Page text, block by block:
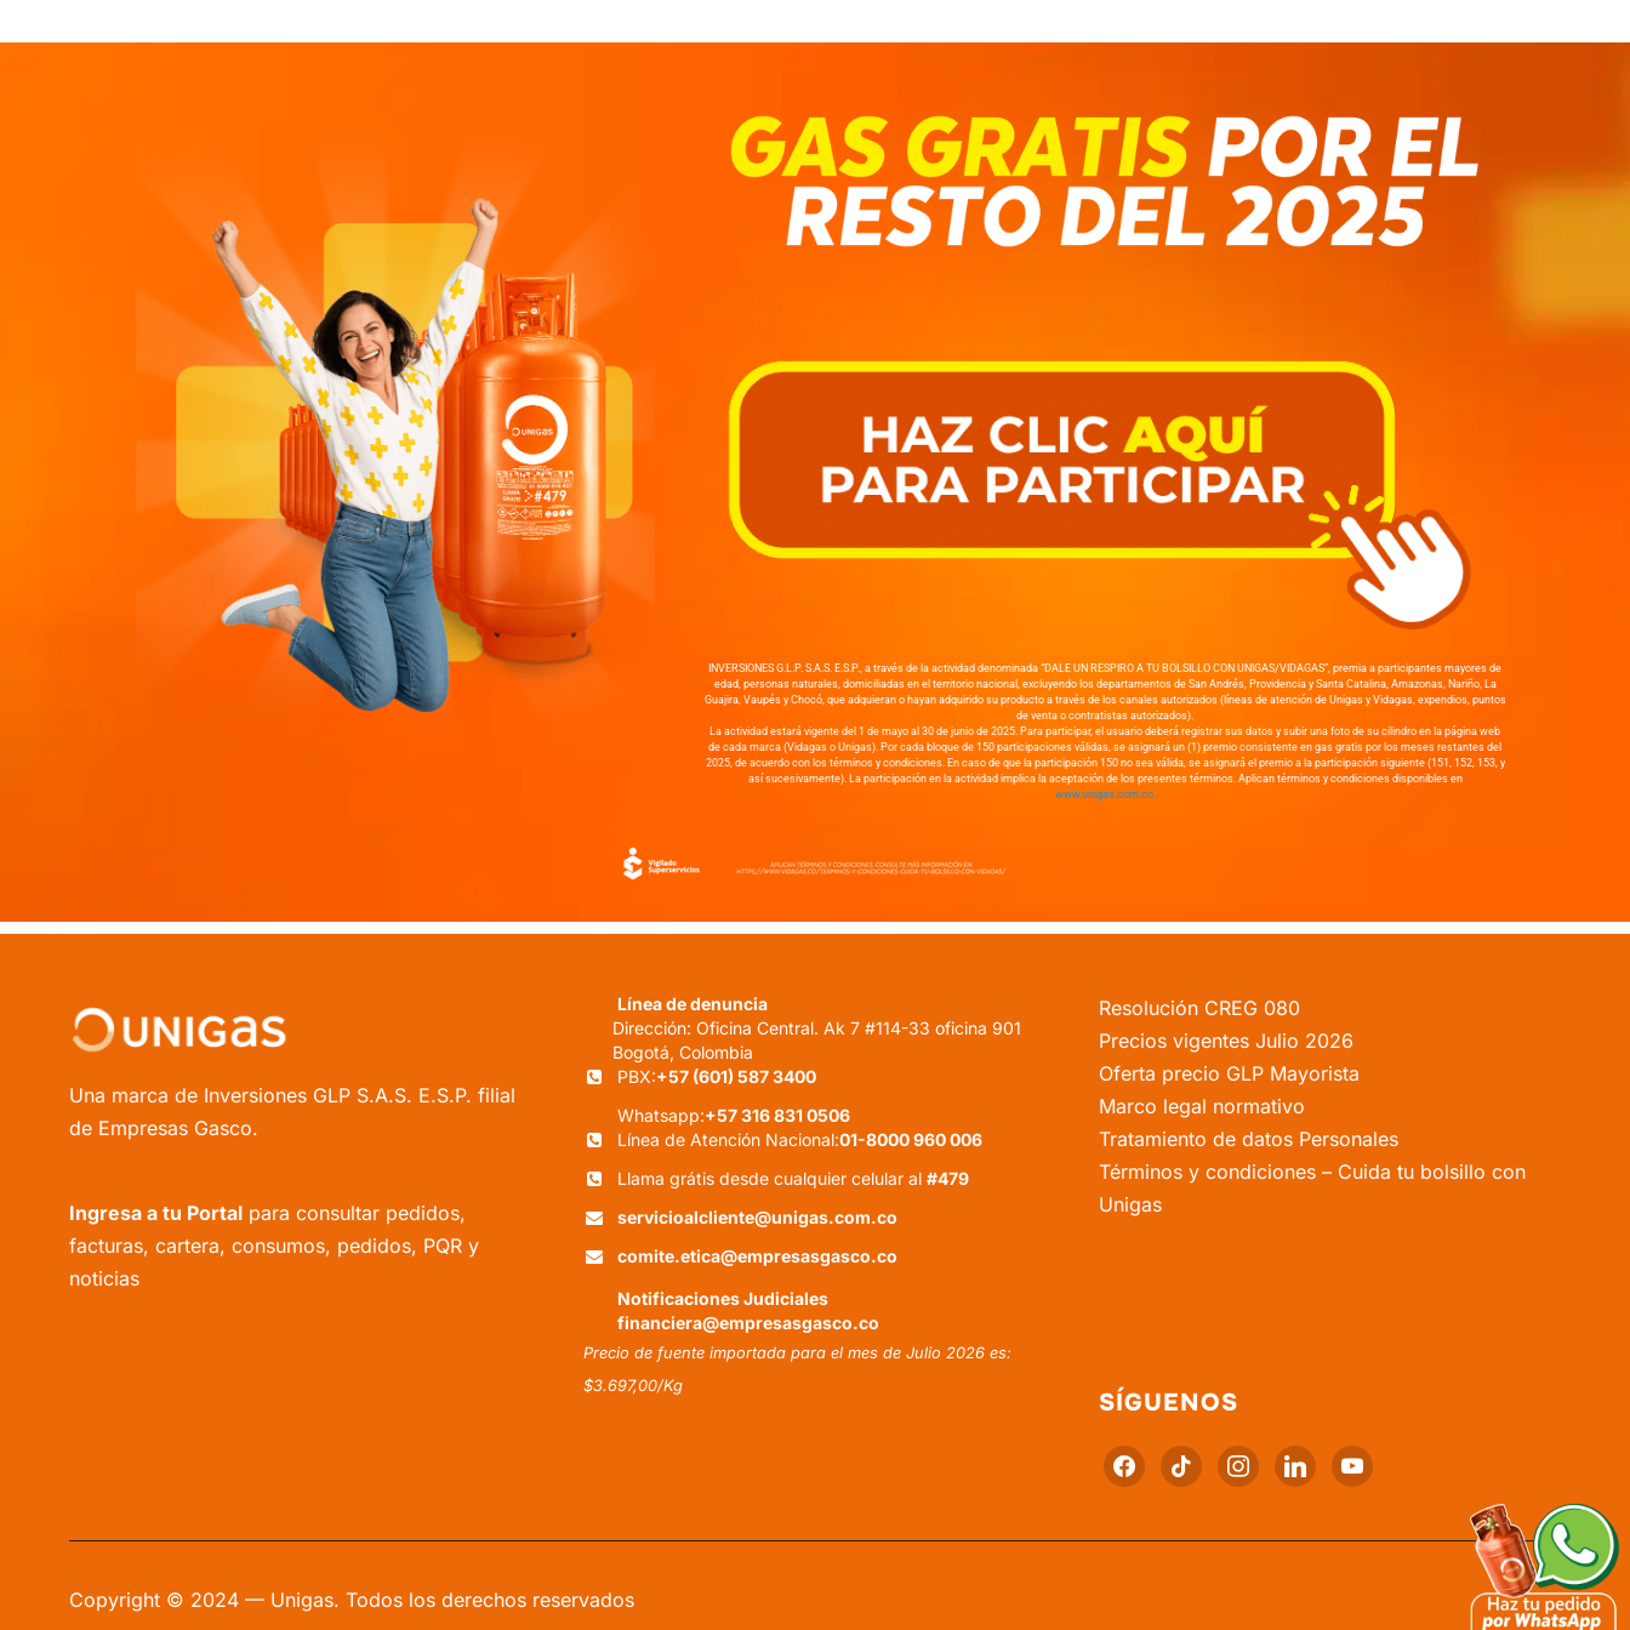
INVERSIONES G.L.P. S.A.S. E.S.P., a través de la actividad denominada “DALE UN RESPIRO A TU BOLSILLO CON UNIGAS/VIDAGAS”, premia a participantes mayores de
edad, personas naturales, domiciliadas en el territorio nacional, excluyendo los departamentos de San Andrés, Providencia y Santa Catalina, Amazonas, Nariño, La
Guajira, Vaupés y Chocó, que adquieran o hayan adquirido su producto a través de los canales autorizados (líneas de atención de Unigas y Vidagas, expendios, puntos
de venta o contratistas autorizados).
La actividad estará vigente del 1 de mayo al 30 de junio de 2025. Para participar, el usuario deberá registrar sus datos y subir una foto de su cilindro en la página web
de cada marca (Vidagas o Unigas). Por cada bloque de 150 participaciones válidas, se asignará un (1) premio consistente en gas gratis por los meses restantes del
2025, de acuerdo con los términos y condiciones. En caso de que la participación 150 no sea válida, se asignará el premio a la participación siguiente (151, 152, 153, y
así sucesivamente). La participación en la actividad implica la aceptación de los presentes términos. Aplican términos y condiciones disponibles en
www.unigas.com.co.
Una marca de Inversiones GLP S.A.S. E.S.P. filial
de Empresas Gasco.
Ingresa a tu Portal para consultar pedidos,
facturas, cartera, consumos, pedidos, PQR y
noticias
Línea de denuncia
Dirección: Oficina Central. Ak 7 #114-33 oficina 901
Bogotá, Colombia
PBX:+57 (601) 587 3400
Whatsapp:+57 316 831 0506
Línea de Atención Nacional:01-8000 960 006
Llama grátis desde cualquier celular al #479
servicioalcliente@unigas.com.co
comite.etica@empresasgasco.co
Notificaciones Judiciales
financiera@empresasgasco.co
Precio de fuente importada para el mes de Julio 2026 es:
$3.697,00/Kg
Resolución CREG 080
Precios vigentes Julio 2026
Oferta precio GLP Mayorista
Marco legal normativo
Tratamiento de datos Personales
Términos y condiciones – Cuida tu bolsillo con
Unigas
SÍGUENOS
Copyright © 2024 — Unigas. Todos los derechos reservados